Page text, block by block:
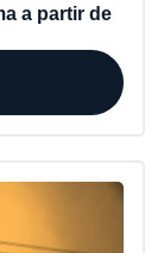
a partir de